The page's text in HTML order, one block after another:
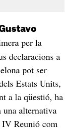
per la
declaracions a
pot ser
Estats Units,
a la qüestió, ha
una alternativa
IV Reunió com